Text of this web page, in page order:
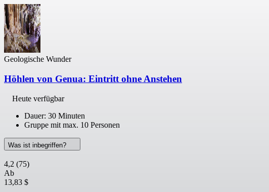
Geologische Wunder
Höhlen von Genua: Eintritt ohne Anstehen
Heute verfügbar
Dauer: 30 Minuten
Gruppe mit max. 10 Personen
Was ist inbegriffen?
4,2 (75)
Ab
13,83 $